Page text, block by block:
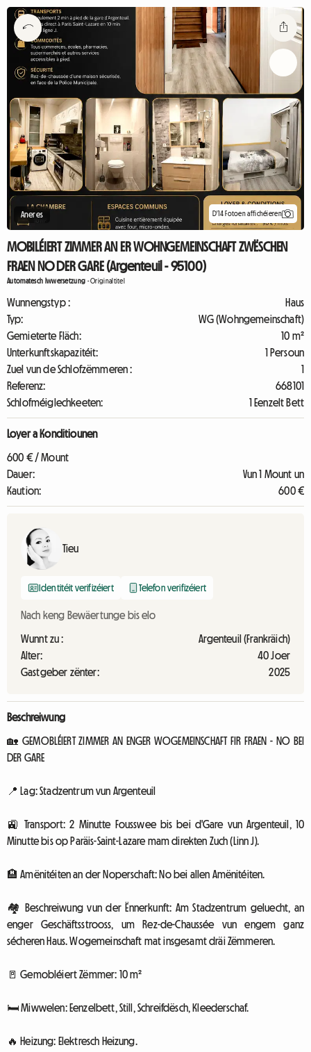
Aneres D'14 Fotoen affichéieren
MOBILÉIERT ZIMMER AN ER WOHNGEMEINSCHAFT ZWËSCHEN
FRAEN NO DER GARE (Argenteuil - 95100)
Automatesch Iwwersetzung -Originaltitel
Wunnengstyp :
Haus
Typ:
WG (Wohngemeinschaft)
Gemieterte Fläch:
10 m²
Unterkunftskapazitéit:
1 Persoun
Zuel vun de Schlofzëmmeren :
1
Referenz:
668101
Schlofméiglechkeeten:
1 Eenzelt Bett
Loyer a Konditiounen
600 € / Mount
Dauer:
Vun 1 Mount un
Kaution:
600 €
Tieu
Identitéit verifizéiert Telefon verifizéiert
Nach keng Bewäertunge bis elo
Wunnt zu :
Argenteuil (Frankräich)
Alter:
40 Joer
Gastgeber zënter:
2025
Beschreiwung
🏡 GEMOBLÉIERT ZIMMER AN ENGER WOGEMEINSCHAFT FIR FRAEN - NO BEI
DER GARE
📍 Lag: Stadzentrum vun Argenteuil
🚉 Transport: 2 Minutte Fousswee bis bei d'Gare vun Argenteuil, 10
Minutte bis op Paräis-Saint-Lazare mam direkten Zuch (Linn J).
🏨 Amënitéiten an der Noperschaft: No bei allen Amënitéiten.
🏘 Beschreiwung vun der Ënnerkunft: Am Stadzentrum geluecht, an
enger Geschäftsstrooss, um Rez-de-Chaussée vun engem ganz
sécheren Haus. Wogemeinschaft mat insgesamt dräi Zëmmeren.
🚪 Gemobléiert Zëmmer: 10 m²
🛏 Miwwelen: Eenzelbett, Still, Schreifdësch, Kleederschaf.
🔥 Heizung: Elektresch Heizung.